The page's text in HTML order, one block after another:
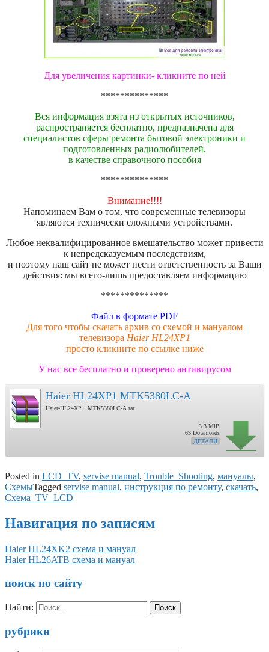
Для увеличения картинки- кликните по ней
**************
Вся информация взята из открытых источников,
распространяется бесплатно, предназначена для
специалистов сферы ремонта бытовой электроники и
подготовленных радиолюбителей,
в качестве справочного пособия
**************
Внимание!!!!
Напоминаем Вам о том, что современные телевизоры
являются технически сложными устройствами.
Любое неквалифицированное вмешательство может привести
к непредсказуемым последствиям,
и поэтому наш сайт не может нести ответственность за Ваши
действия: мы всего-лишь предоставляем информацию
**************
Файл в формате PDF
Для того чтобы скачать архив со схемой и мануалом
телевизора Haier HL24XP1
просто кликните по ссылке ниже
У нас все бесплатно и проверено антивирусом
Haier HL24XP1 MTK5380LC-A
Haier-HL24XP1_MTK5380LC-A.rar
3.3 MiB
63 Downloads
ДЕТАЛИ
Posted in LCD_TV, servise manual, Trouble_Shooting, мануалы,
СхемыTagged servise manual, инструкция по ремонту, скачать,
Схема_TV_LCD
Навигация по записям
Haier HL24XK2 схема и мануал
Haier HL26ATB схема и мануал
поиск по сайту
Найти:
рубрики